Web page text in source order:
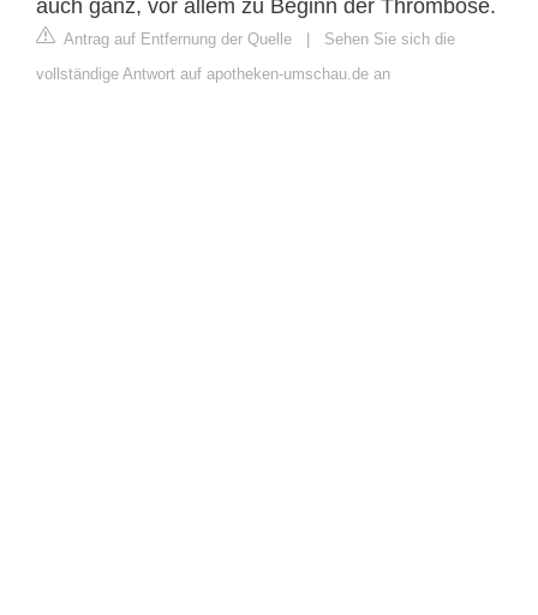
auch ganz, vor allem zu Beginn der Thrombose.
Antrag auf Entfernung der Quelle | Sehen Sie sich die
vollständige Antwort auf apotheken-umschau.de an